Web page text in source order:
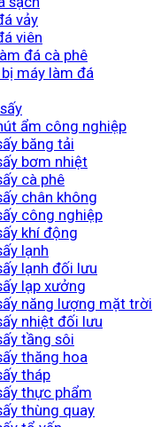
vảy
viên
đá cà phê
máy làm đá
ẩm công nghiệp
băng tải
bơm nhiệt
cà phê
chân không
công nghiệp
khí động
lạnh
lạnh đối lưu
lạp xưởng
năng lượng mặt trời
nhiệt đối lưu
tầng sôi
thăng hoa
tháp
thực phẩm
thùng quay